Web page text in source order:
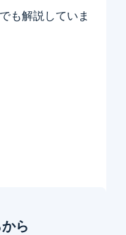
も解説していま
ら